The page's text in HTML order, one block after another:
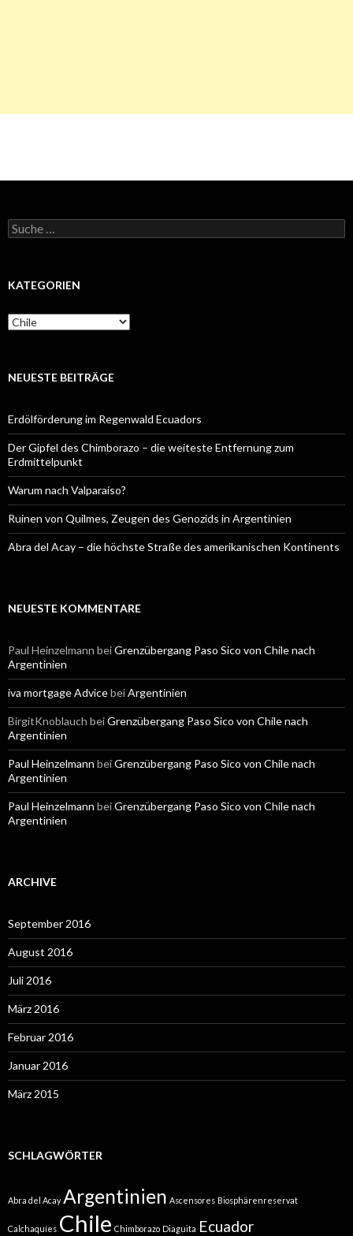
Suche
nach:
KATEGORIEN
Kategorien
NEUESTE BEITRÄGE
Erdölförderung im Regenwald Ecuadors
Der Gipfel des Chimborazo – die weiteste Entfernung zum
Erdmittelpunkt
Warum nach Valparaíso?
Ruinen von Quilmes, Zeugen des Genozids in Argentinien
Abra del Acay – die höchste Straße des amerikanischen Kontinents
NEUESTE KOMMENTARE
Paul Heinzelmann beiGrenzübergang Paso Sico von Chile nach
Argentinien
iva mortgage AdvicebeiArgentinien
BirgitKnoblauch beiGrenzübergang Paso Sico von Chile nach
Argentinien
Paul Heinzelmann beiGrenzübergang Paso Sico von Chile nach
Argentinien
Paul Heinzelmann beiGrenzübergang Paso Sico von Chile nach
Argentinien
ARCHIVE
September 2016
August 2016
Juli 2016
März 2016
Februar 2016
Januar 2016
März 2015
SCHLAGWÖRTER
Abra del Acay Argentinien Ascensores Biosphärenreservat
Calchaquíes Chile Chimborazo Diaguita Ecuador